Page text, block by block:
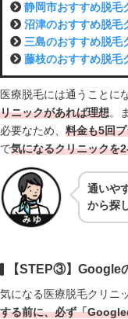
静岡市おすすめ脱毛
沼津のおすすめ脱毛
三島のおすすめ脱毛
藤枝のおすすめ脱毛
医療脱毛には通うことに
リニックがあれば理想。
必要なため、 料金も5回
で気になるクリニックを
通いや
から探
【STEP③】Google
気になる医療脱毛クリニ
する前に、必ず「